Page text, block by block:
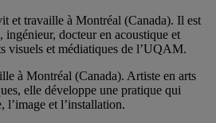
et travaille à Montréal (Canada). Il est
ingénieur, docteur en acoustique et
visuels et médiatiques de l’UQAM.
à Montréal (Canada). Artiste en arts
elle développe une pratique qui
l’image et l’installation.